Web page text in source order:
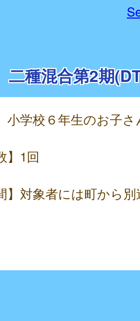
二種混合第2期
小学校６年生のお子さ
】1回
】対象者には町から